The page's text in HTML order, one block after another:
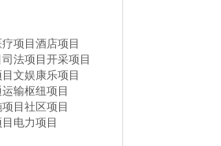
项目酒店项目
司法项目开采项目
文娱康乐项目
输枢纽项目
目社区项目
电力项目